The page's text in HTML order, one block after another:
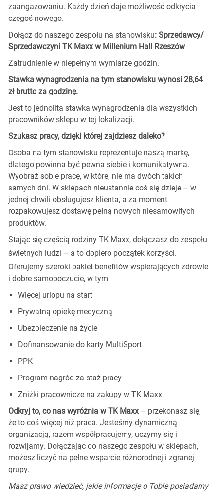
zaangażowaniu. Każdy dzień daje możliwość odkrycia
czegoś nowego.
Dołącz do naszego zespołu na stanowisku: Sprzedawcy/
Sprzedawczyni TK Maxx w Millenium Hall Rzeszów
Zatrudnienie w niepełnym wymiarze godzin.
Stawka wynagrodzenia na tym stanowisku wynosi 28,64
zł brutto za godzinę.
Jest to jednolita stawka wynagrodzenia dla wszystkich
pracowników sklepu w tej lokalizacji.
Szukasz pracy, dzięki której zajdziesz daleko?
Osoba na tym stanowisku reprezentuje naszą markę,
dlatego powinna być pewna siebie i komunikatywna.
Wyobraź sobie pracę, w której nie ma dwóch takich
samych dni. W sklepach nieustannie coś się dzieje – w
jednej chwili obsługujesz klienta, a za moment
rozpakowujesz dostawę pełną nowych niesamowitych
produktów.
Stając się częścią rodziny TK Maxx, dołączasz do zespołu
świetnych ludzi – a to dopiero początek korzyści.
Oferujemy szeroki pakiet benefitów wspierających zdrowie
i dobre samopoczucie, w tym:
Więcej urlopu na start
Prywatną opiekę medyczną
Ubezpieczenie na życie
Dofinansowanie do karty MultiSport
PPK
Program nagród za staż pracy
Zniżki pracownicze na zakupy w TK Maxx
Odkryj to, co nas wyróżnia w TK Maxx– przekonasz się,
że to coś więcej niż praca. Jesteśmy dynamiczną
organizacją, razem współpracujemy, uczymy się i
rozwijamy. Dołączając do naszego zespołu w sklepach,
możesz liczyć na pełne wsparcie różnorodnej i zgranej
grupy.
Masz prawo wiedzieć, jakie informacje o Tobie posiadamy